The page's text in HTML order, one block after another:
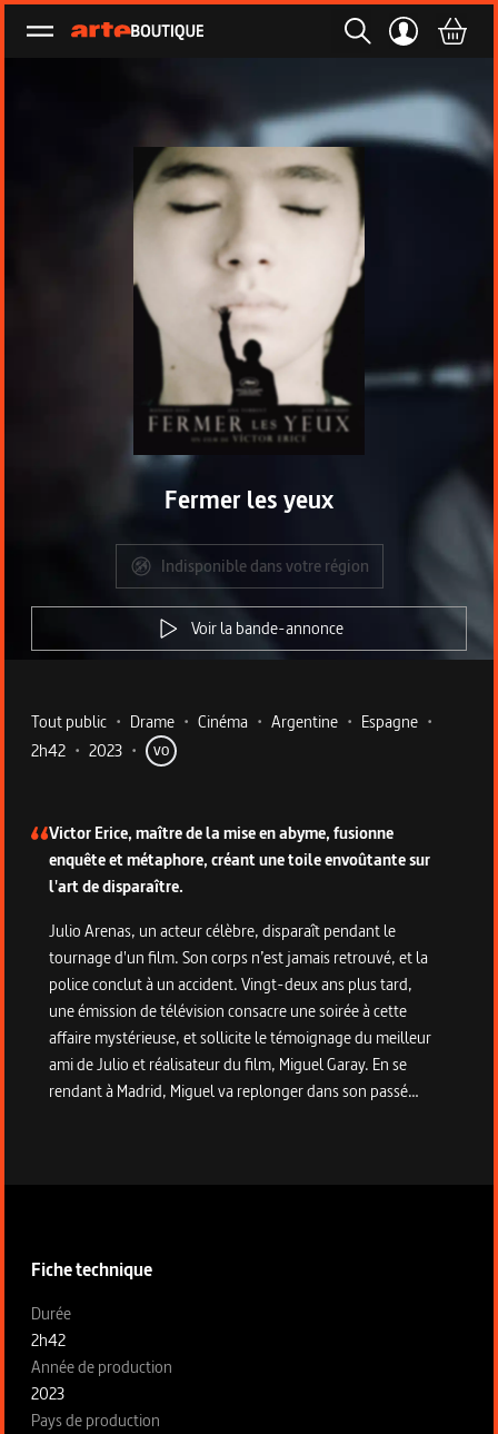
Ouvrir le menu
Fermer les yeux
Indisponible dans votre région
Voir la bande-annonce
Metadata du programme
Tout public • Drame • Cinéma • Argentine • Espagne •
2h42 • 2023 • VO
Victor Erice, maître de la mise en abyme, fusionne
enquête et métaphore, créant une toile envoûtante sur
l'art de disparaître.
Julio Arenas, un acteur célèbre, disparaît pendant le
tournage d'un film. Son corps n’est jamais retrouvé, et la
police conclut à un accident. Vingt-deux ans plus tard,
une émission de télévision consacre une soirée à cette
affaire mystérieuse, et sollicite le témoignage du meilleur
ami de Julio et réalisateur du film, Miguel Garay. En se
rendant à Madrid, Miguel va replonger dans son passé…
Fiche technique
Fiche technique section gauche
Durée
2h42
Année de production
2023
Pays de production